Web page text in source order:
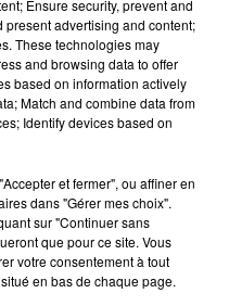
5 août 2026
Benny
Becky G sur
Ensure security, prevent and
present advertising and content;
These technologies may
and browsing data to offer
based on information actively
Match and combine data from
Identify devices based on
et fermer", ou affiner en
dans "Gérer mes choix".
sur "Continuer sans
que pour ce site. Vous
votre consentement à tout
en bas de chaque page.